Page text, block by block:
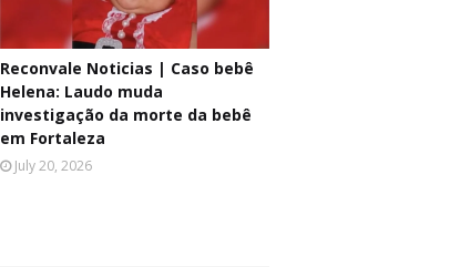
Reconvale Noticias | Caso bebê
Helena: Laudo muda
investigação da morte da bebê
em Fortaleza
July 20, 2026